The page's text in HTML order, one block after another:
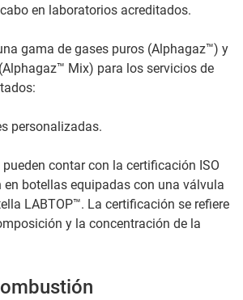
en laboratorios acreditados.
gama de gases puros (Alphagaz™) y
Mix) para los servicios de
personalizadas.
contar con la certificación ISO
en botellas equipadas con una válvula
LABTOP™. La certificación se refiere
y la concentración de la